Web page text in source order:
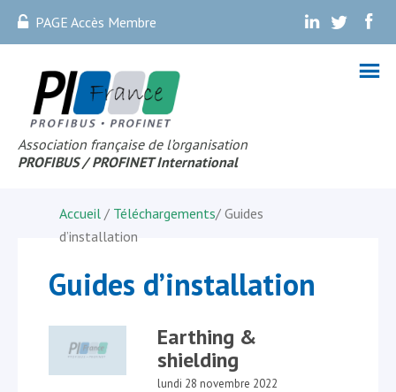
PAGE Accès Membre . . .
Association française de l’organisation
PROFIBUS / PROFINET International
Accueil / Téléchargements/ Guides
d’installation
Guides d’installation
Earthing &
shielding
lundi 28 novembre 2022